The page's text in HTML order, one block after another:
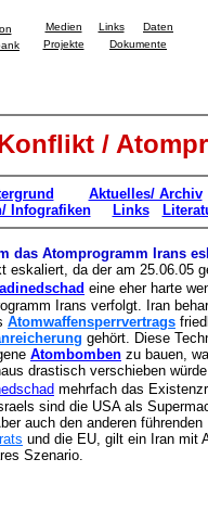
Medien Links
Daten
Projekte
Dokumente
/
Aktuelles/ Archiv
Infografiken
Links
das Atomprogramm Irans
eskaliert, da der am 25.06.05
eine eher harte
Irans verfolgt. Iran
Atomwaffensperrvertrags
gehört. Diese
Atombomben zu bauen,
drastisch verschieben
mehrfach das
sind die USA als
auch den anderen
und die EU, gilt ein Iran mit
Szenario.